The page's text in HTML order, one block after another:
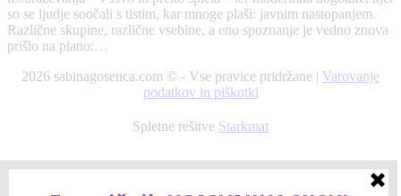
so se ljudje soočali s tistim, kar mnoge plaši: javnim nastopanjem.
Različne skupine, različne vsebine, a eno spoznanje je vedno znova
prišlo na plano:…
2026 sabinagosenca.com © - Vse pravice pridržane | Varovanje
podatkov in piškotki
Spletne rešitve Starkmat